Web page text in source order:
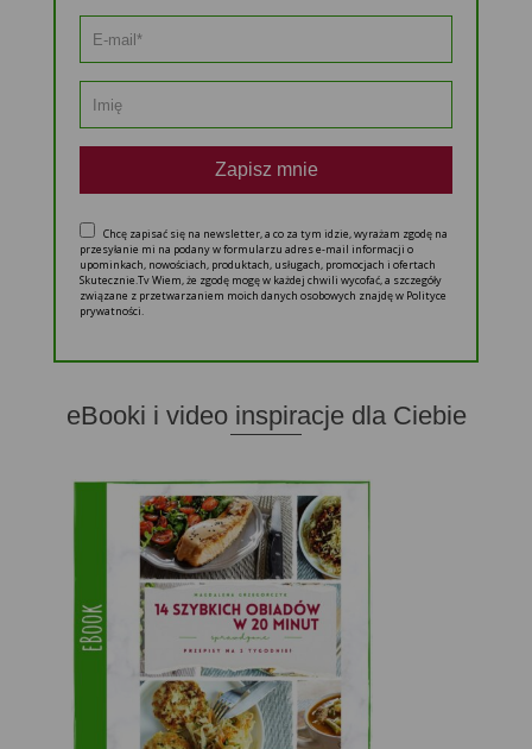
Zapisz mnie
Chcę zapisać się na newsletter, a co za tym idzie, wyrażam zgodę na
przesyłanie mi na podany w formularzu adres e-mail informacji o
upominkach, nowościach, produktach, usługach, promocjach i ofertach
Skutecznie.Tv Wiem, że zgodę mogę w każdej chwili wycofać, a szczegóły
związane z przetwarzaniem moich danych osobowych znajdę w Polityce
prywatności.
eBooki i video inspiracje dla Ciebie